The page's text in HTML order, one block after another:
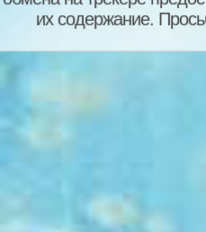
их содержание.